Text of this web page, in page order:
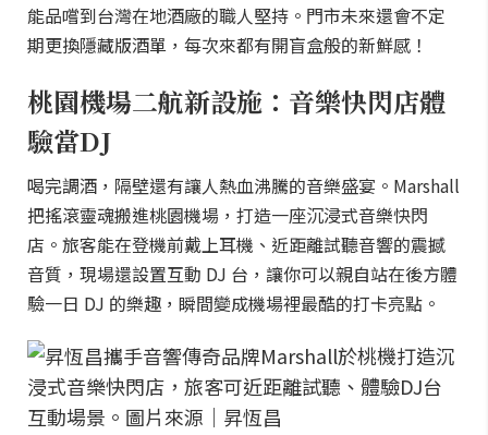
能品嚐到台灣在地酒廠的職人堅持。門市未來還會不定
期更換隱藏版酒單，每次來都有開盲盒般的新鮮感！
桃園機場二航新設施：音樂快閃店體
驗當DJ
喝完調酒，隔壁還有讓人熱血沸騰的音樂盛宴。Marshall
把搖滾靈魂搬進桃園機場，打造一座沉浸式音樂快閃
店。旅客能在登機前戴上耳機、近距離試聽音響的震撼
音質，現場還設置互動 DJ 台，讓你可以親自站在後方體
驗一日 DJ 的樂趣，瞬間變成機場裡最酷的打卡亮點。